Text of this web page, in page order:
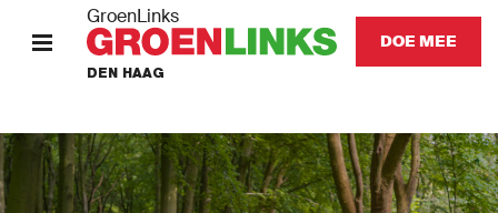
GroenLinks
DEN HAAG
DOE MEE
HOME
STANDPUNTEN